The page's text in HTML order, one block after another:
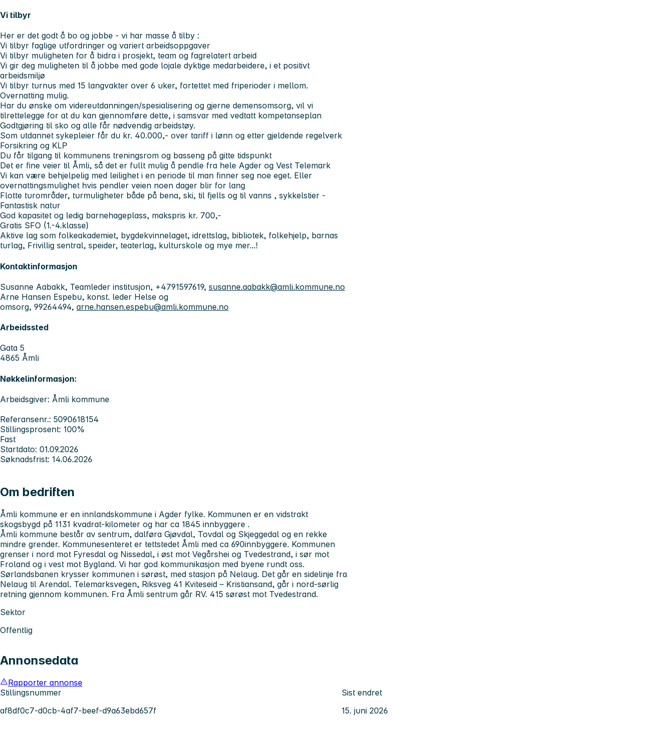
Vi tilbyr
Her er det godt å bo og jobbe - vi har masse å tilby :
Vi tilbyr faglige utfordringer og variert arbeidsoppgaver
Vi tilbyr muligheten for å bidra i prosjekt, team og fagrelatert arbeid
Vi gir deg muligheten til å jobbe med gode lojale dyktige medarbeidere, i et positivt
arbeidsmiljø
Vi tilbyr turnus med 15 langvakter over 6 uker, fortettet med friperioder i mellom.
Overnatting mulig.
Har du ønske om videreutdanningen/spesialisering og gjerne demensomsorg, vil vi
tilrettelegge for at du kan gjennomføre dette, i samsvar med vedtatt kompetanseplan
Godtgjøring til sko og alle får nødvendig arbeidstøy.
Som utdannet sykepleier får du kr. 40.000,- over tariff i lønn og etter gjeldende regelverk
Forsikring og KLP
Du får tilgang til kommunens treningsrom og basseng på gitte tidspunkt
Det er fine veier til Åmli, så det er fullt mulig å pendle fra hele Agder og Vest Telemark
Vi kan være behjelpelig med leilighet i en periode til man finner seg noe eget. Eller
overnattingsmulighet hvis pendler veien noen dager blir for lang
Flotte turområder, turmuligheter både på bena, ski, til fjells og til vanns , sykkelstier -
Fantastisk natur
God kapasitet og ledig barnehageplass, makspris kr. 700,-
Gratis SFO (1.-4.klasse)
Aktive lag som folkeakademiet, bygdekvinnelaget, idrettslag, bibliotek, folkehjelp, barnas
turlag, Frivillig sentral, speider, teaterlag, kulturskole og mye mer...!
Kontaktinformasjon
Susanne Aabakk, Teamleder institusjon, +4791597619, susanne.aabakk@amli.kommune.no
Arne Hansen Espebu, konst. leder Helse og
omsorg, 99264494, arne.hansen.espebu@amli.kommune.no
Arbeidssted
Gata 5
4865 Åmli
Nøkkelinformasjon:
Arbeidsgiver: Åmli kommune
Referansenr.: 5090618154
Stillingsprosent: 100%
Fast
Startdato: 01.09.2026
Søknadsfrist: 14.06.2026
Om bedriften
Åmli kommune er en innlandskommune i Agder fylke. Kommunen er en vidstrakt
skogsbygd på 1131 kvadrat-kilometer og har ca 1845 innbyggere .
Åmli kommune består av sentrum, dalføra Gjøvdal, Tovdal og Skjeggedal og en rekke
mindre grender. Kommunesenteret er tettstedet Åmli med ca 690innbyggere. Kommunen
grenser i nord mot Fyresdal og Nissedal, i øst mot Vegårshei og Tvedestrand, i sør mot
Froland og i vest mot Bygland. Vi har god kommunikasjon med byene rundt oss.
Sørlandsbanen krysser kommunen i sørøst, med stasjon på Nelaug. Det går en sidelinje fra
Nelaug til Arendal. Telemarksvegen, Riksveg 41 Kviteseid – Kristiansand, går i nord-sørlig
retning gjennom kommunen. Fra Åmli sentrum går RV. 415 sørøst mot Tvedestrand.
Sektor
Offentlig
Annonsedata
Rapporter annonse
Stillingsnummer
af8df0c7-d0cb-4af7-beef-d9a63ebd657f
Sist endret
15. juni 2026